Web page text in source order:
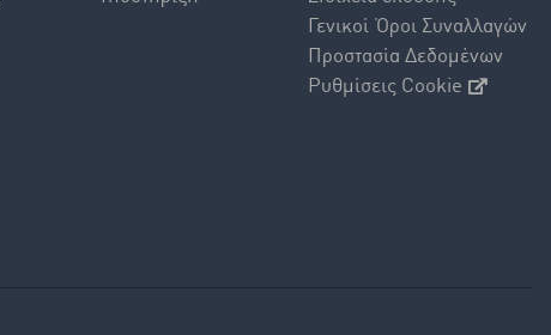
Γενικοί Όροι Συναλλαγών
Προστασία Δεδομένων
Ρυθμίσεις Cookie